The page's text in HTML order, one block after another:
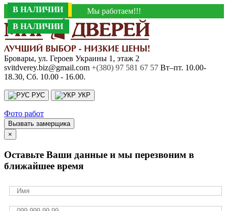
Мы работаем!!!
Бровары, ул. Героев Украины 1, этаж 2
svitdverey.biz@gmail.com +(380) 97 581 67 57 Вт–пт. 10.00-
18.30, Сб. 10.00 - 16.00.
РУС УКР
Фото работ
Вызвать замерщика
×
Оставьте Ваши данные и мы перезвоним в
ближайшее время
АКЦИЯ -42%
В НАЛИЧИИ
В НАЛИЧИИ
В НАЛИЧИИ
В НАЛИЧИИ
АКЦИЯ -43%
В НАЛИЧИИ
АКЦИЯ --10%
АКЦИЯ -30%
АКЦИЯ -36%
В НАЛИЧИИ
В НАЛИЧИИ
В НАЛИЧИИ
В НАЛИЧИИ
В НАЛИЧИИ
В НАЛИЧИИ
В НАЛИЧИИ
АКЦИЯ -40%
В НАЛИЧИИ